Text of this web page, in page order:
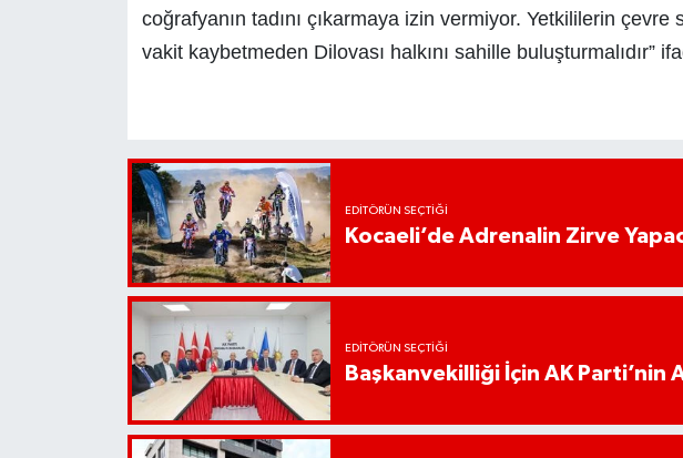
coğrafyanın tadını çıkarmaya izin vermiyor. Yetkililerin
vakit kaybetmeden Dilovası halkını sahille buluşturmalıdır”
EDITÖRÜN SEÇTIĞI
Kocaeli’de Adrenalin Zirve
EDITÖRÜN SEÇTIĞI
Başkanvekilliği İçin AK Parti’nin